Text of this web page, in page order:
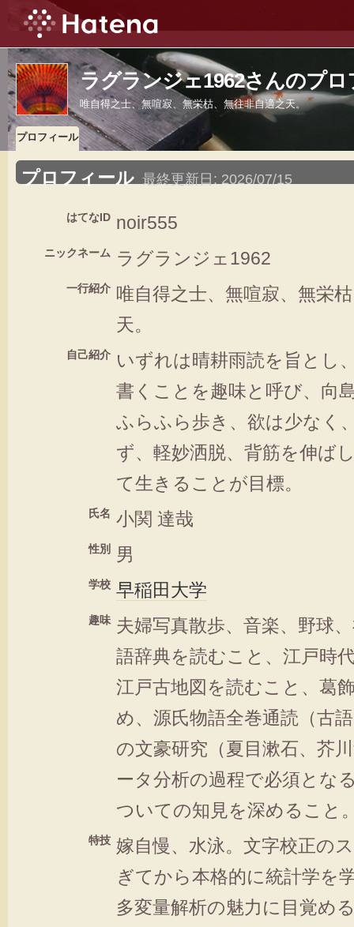
ラグランジェ1962さんのプロ
唯自得之士、無喧寂、無栄枯、無往非自適之天。
プロフィール
プロフィール 最終更新日: 2026/07/15
はてなID noir555
ニックネーム ラグランジェ1962
一行紹介 唯自得之士、無喧寂、無栄
天。
自己紹介 いずれは晴耕雨読を旨とし
書くことを趣味と呼び、向
ふらふら歩き、欲は少なく
ず、軽妙洒脱、背筋を伸ば
て生きることが目標。
氏名 小関 達哉
性別 男
学校 早稲田大学
趣味 夫婦写真散歩、音楽、野球
語辞典を読むこと、江戸時
江戸古地図を読むこと、葛
め、源氏物語全巻通読（古
の文豪研究（夏目漱石、芥
ータ分析の過程で必須とな
ついての知見を深めること
特技 嫁自慢、水泳。文字校正の
ぎてから本格的に統計学を
多変量解析の魅力に目覚め